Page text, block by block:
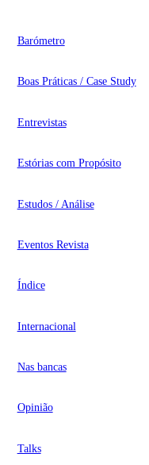
Barómetro
Boas Práticas / Case Study
Entrevistas
Estórias com Propósito
Estudos / Análise
Eventos Revista
Índice
Internacional
Nas bancas
Opinião
Talks